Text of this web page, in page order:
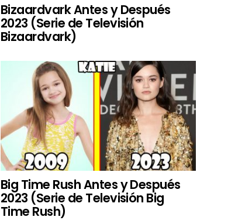
Bizaardvark Antes y Después
2023 (Serie de Televisión
Bizaardvark)
Big Time Rush Antes y Después
2023 (Serie de Televisión Big
Time Rush)